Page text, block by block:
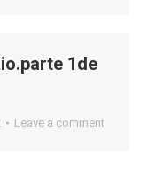
1de
Leave a comment